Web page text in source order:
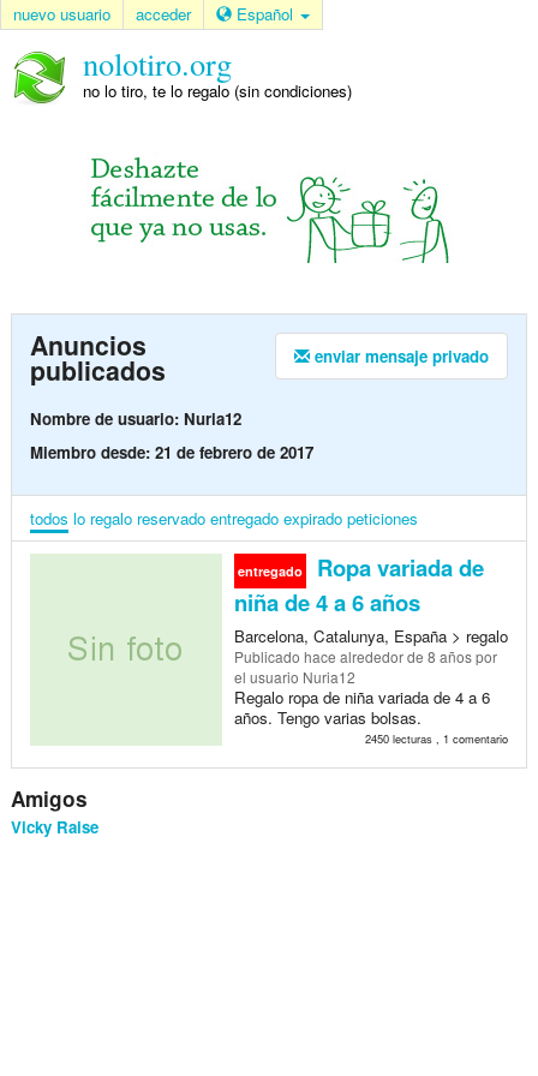
nuevo usuario acceder Español
nolotiro.org
no lo tiro, te lo regalo (sin condiciones)
enviar mensaje privado
Anuncios
publicados
Nombre de usuario: Nuria12
Miembro desde: 21 de febrero de 2017
todos lo regalo reservado entregado expirado peticiones
entregado
Ropa variada de
niña de 4 a 6 años
Barcelona, Catalunya, España > regalo
Publicado hace alrededor de 8 añospor
el usuario Nuria12
Regalo ropa de niña variada de 4 a 6
años. Tengo varias bolsas.
2450 lecturas , 1 comentario
Amigos
Vicky Raise